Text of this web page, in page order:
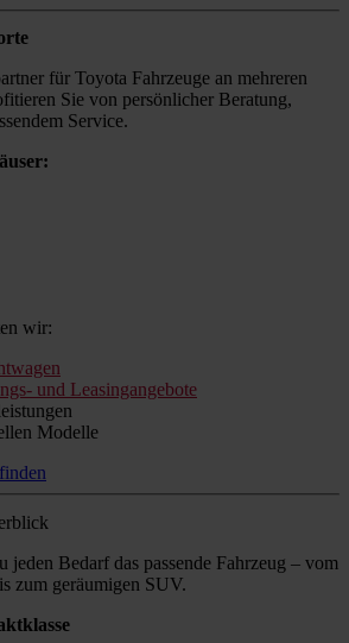
für Toyota Fahrzeuge an mehreren
Sie von persönlicher Beratung,
Service.
wir:
und Leasingangebote
Modelle
jeden Bedarf das passende Fahrzeug – vom
zum geräumigen SUV.